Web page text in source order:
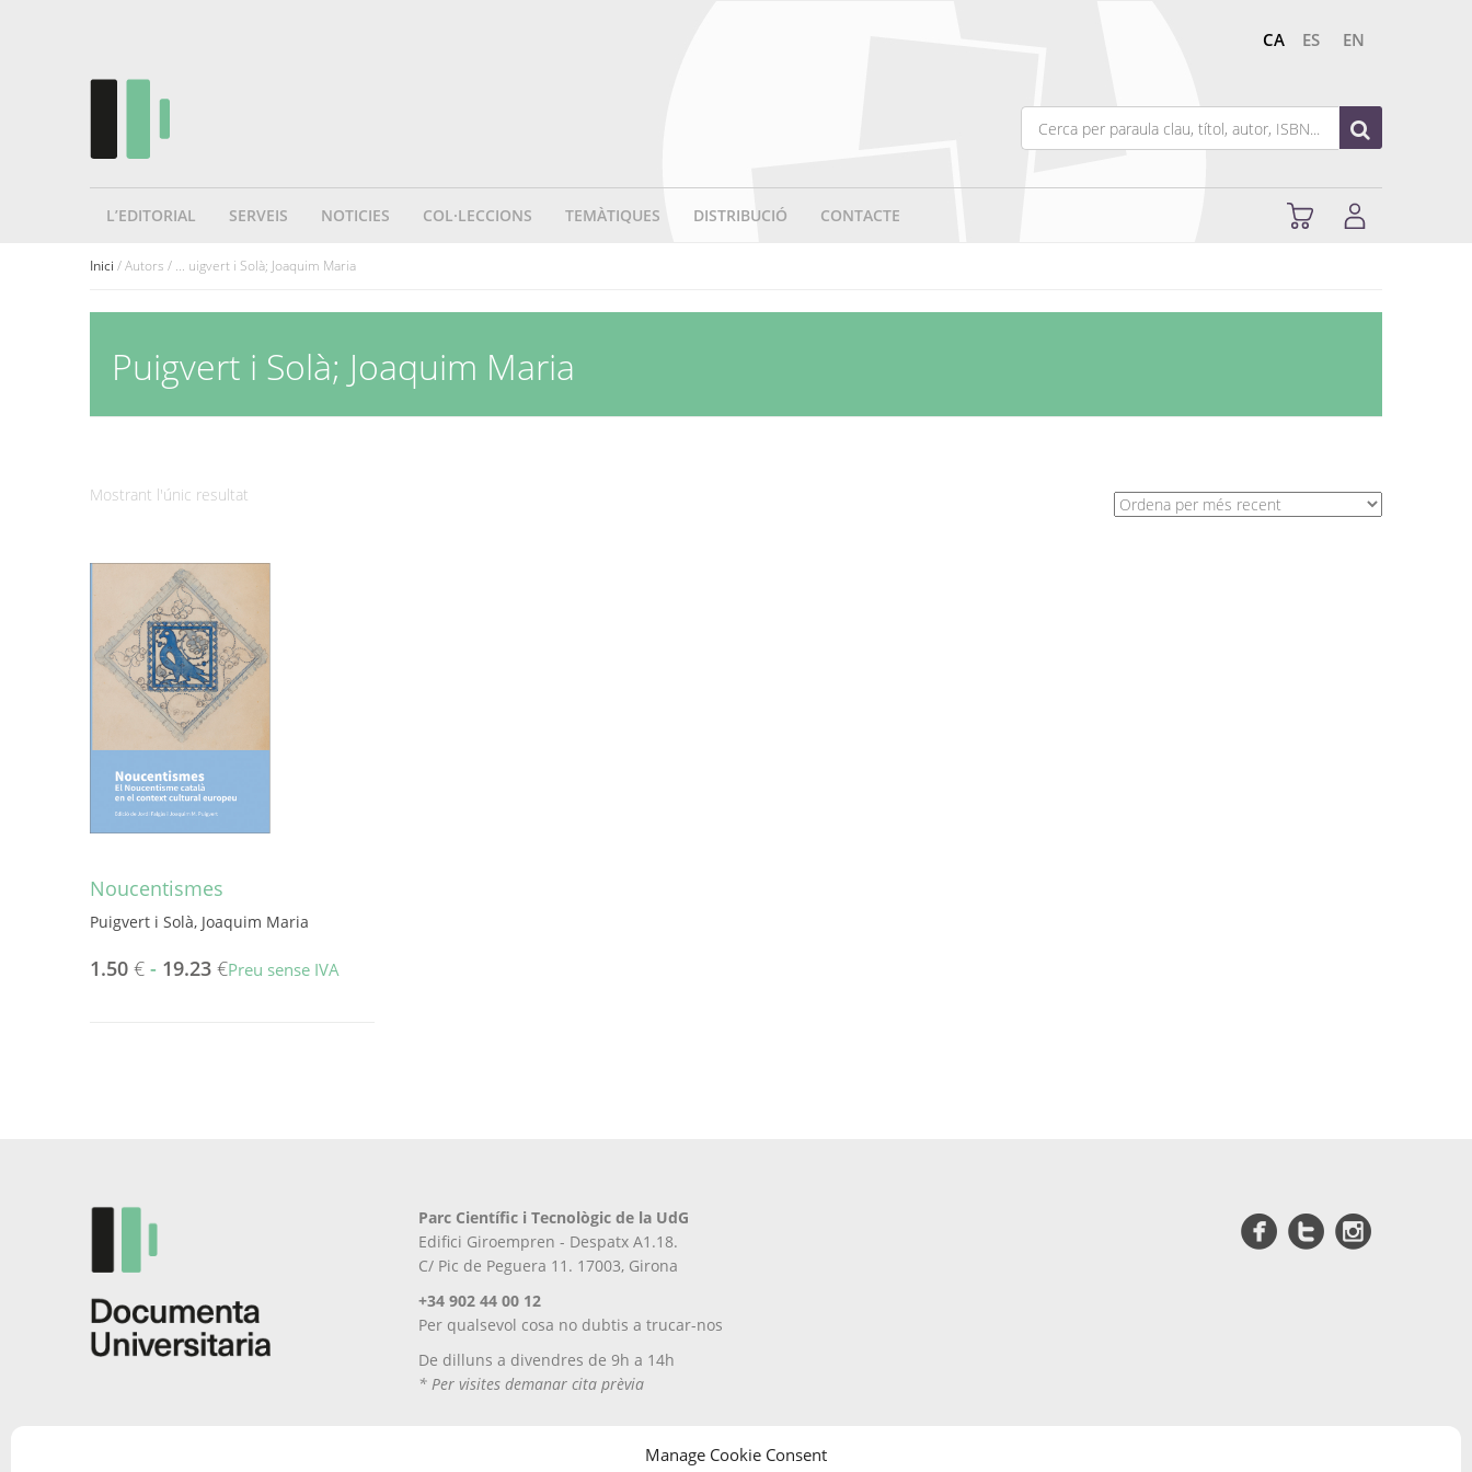
Manage Cookie Consent
CA ES EN
L’EDITORIAL SERVEIS NOTICIES COL·LECCIONS TEMÀTIQUES DISTRIBUCIÓ CONTACTE
Inici / Autors / ... uigvert i Solà; Joaquim Maria
Puigvert i Solà; Joaquim Maria
Mostrant l'únic resultat
Noucentismes
Puigvert i Solà, Joaquim Maria
1.50 € - 19.23 €Preu sense IVA
del
producte
Parc Científic i Tecnològic de la UdG
Edifici Giroempren - Despatx A1.18.
C/ Pic de Peguera 11. 17003, Girona
+34 902 44 00 12
Per qualsevol cosa no dubtis a trucar-nos
De dilluns a divendres de 9h a 14h
* Per visites demanar cita prèvia